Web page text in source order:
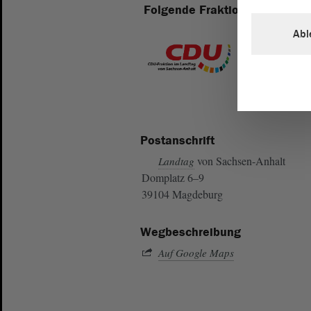
Folgende Fraktionen sind im
Postanschrift
Landtag von Sachsen-Anhalt
Domplatz 6–9
39104 Magdeburg
Wegbeschreibung
Auf Google Maps